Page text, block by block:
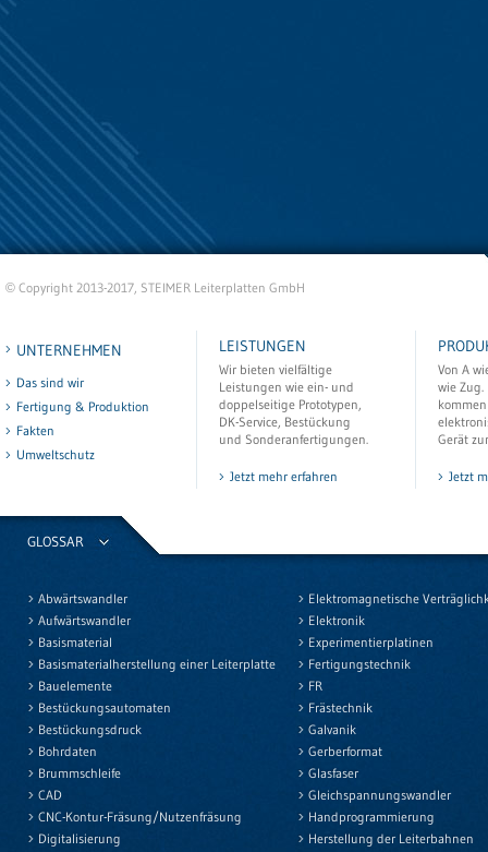
© Copyright 2013-2017, STEIMER Leiterplatten GmbH
UNTERNEHMEN
Das sind wir
Fertigung & Produktion
Fakten
Umweltschutz
LEISTUNGEN
Wir bieten vielfältige
Leistungen wie ein- und
doppelseitige Prototypen,
DK-Service, Bestückung
und Sonderanfertigungen.
Jetzt mehr erfahren
Von A
wie
Gerät
Jetzt
GLOSSAR
Abwärtswandler
Aufwärtswandler
Basismaterial
Basismaterialherstellung einer Leiterplatte
Bauelemente
Bestückungsautomaten
Bestückungsdruck
Bohrdaten
Brummschleife
CAD
CNC-Kontur-Fräsung/Nutzenfräsung
Digitalisierung
Elektromagnetische
Elektronik
Experimentierplatinen
Fertigungstechnik
FR
Frästechnik
Galvanik
Gerberformat
Glasfaser
Gleichspannungswandler
Handprogrammierung
Herstellung der Leiterbahnen